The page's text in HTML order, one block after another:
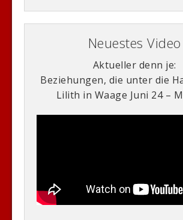
Neuestes Video
Aktueller denn je:
Beziehungen, die unter die
Lilith in Waage Juni 24 –